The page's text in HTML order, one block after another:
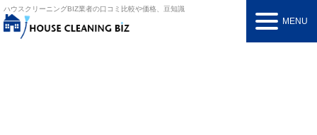
ハウスクリーニングBIZ業者の口コミ比較や価格、豆知識
MENU